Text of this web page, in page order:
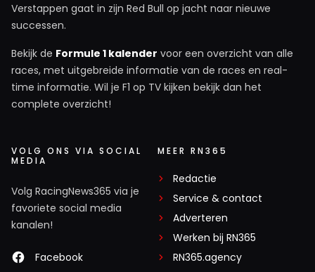
Verstappen gaat in zijn Red Bull op jacht naar nieuwe
successen.
Bekijk de Formule 1 kalender voor een overzicht van alle
races, met uitgebreide informatie van de races en real-
time informatie. Wil je F1 op TV kijken bekijk dan het
complete overzicht!
VOLG ONS VIA SOCIAL
MEDIA
Volg RacingNews365 via je
favoriete social media
kanalen!
Facebook
MEER RN365
Redactie
Service & contact
Adverteren
Werken bij RN365
RN365.agency